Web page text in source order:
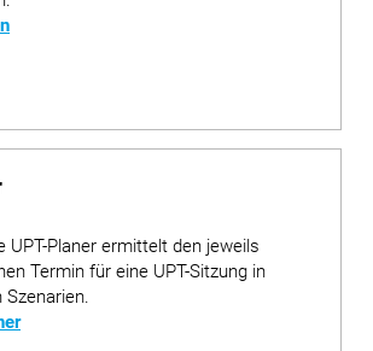
UPT-Planer ermittelt den jeweils
Termin für eine UPT-Sitzung in
Szenarien.